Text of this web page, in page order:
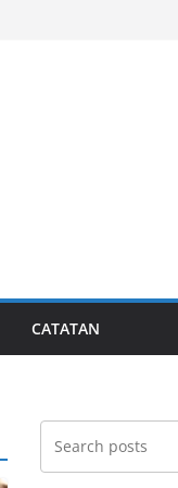
CATATAN